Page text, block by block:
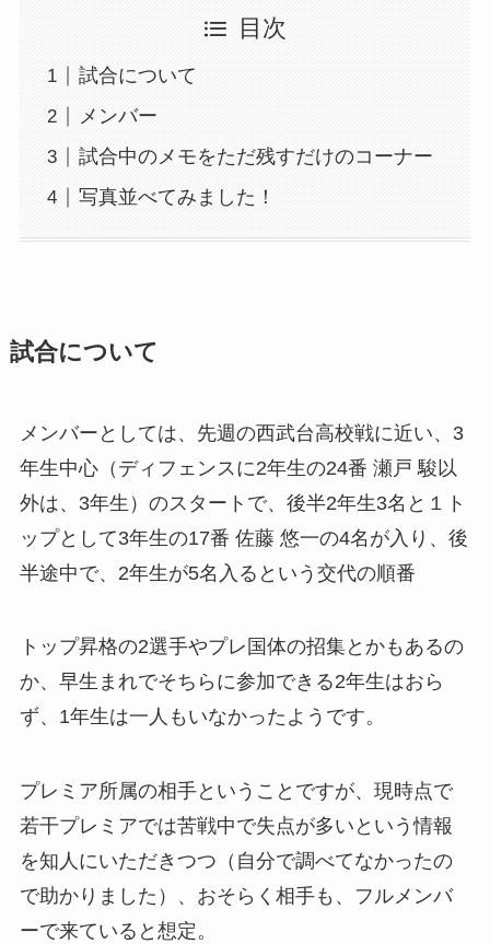
目次
試合について
メンバー
試合中のメモをただ残すだけのコーナー
写真並べてみました！
試合について
メンバーとしては、先週の西武台高校戦に近い、3
年生中心（ディフェンスに2年生の24番 瀬戸 駿以
外は、3年生）のスタートで、後半2年生3名と１ト
ップとして3年生の17番 佐藤 悠一の4名が入り、後
半途中で、2年生が5名入るという交代の順番
トップ昇格の2選手やプレ国体の招集とかもあるの
か、早生まれでそちらに参加できる2年生はおら
ず、1年生は一人もいなかったようです。
プレミア所属の相手ということですが、現時点で
若干プレミアでは苦戦中で失点が多いという情報
を知人にいただきつつ（自分で調べてなかったの
で助かりました）、おそらく相手も、フルメンバ
ーで来ていると想定。